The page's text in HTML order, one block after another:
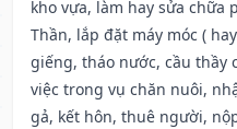
kho vựa, làm hay sửa chữa
Thần, lắp đặt máy móc (
giếng, tháo nước, cầu thầy
việc trong vụ chăn nuôi,
gả, kết hôn, thuê người,